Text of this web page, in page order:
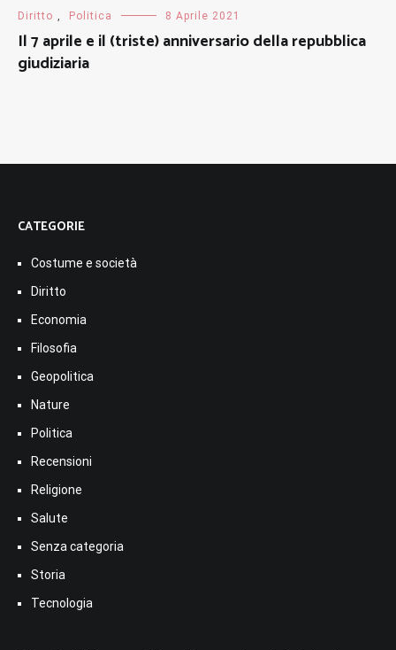
Diritto , Politica 8 Aprile 2021
Il 7 aprile e il (triste) anniversario della repubblica
giudiziaria
CATEGORIE
Costume e società
Diritto
Economia
Filosofia
Geopolitica
Nature
Politica
Recensioni
Religione
Salute
Senza categoria
Storia
Tecnologia